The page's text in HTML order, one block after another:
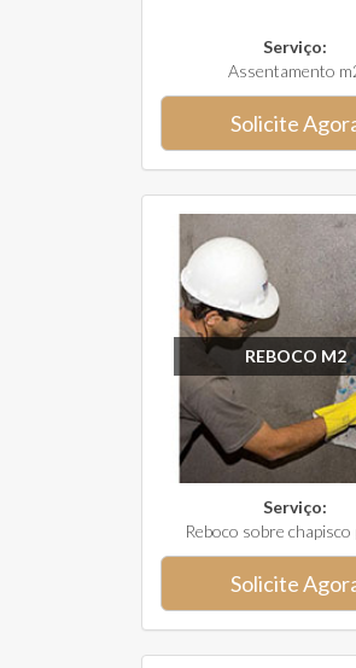
Serviço:
Assentamento
Solicite
REBOCO M2
Serviço:
Reboco sobre
Solicite